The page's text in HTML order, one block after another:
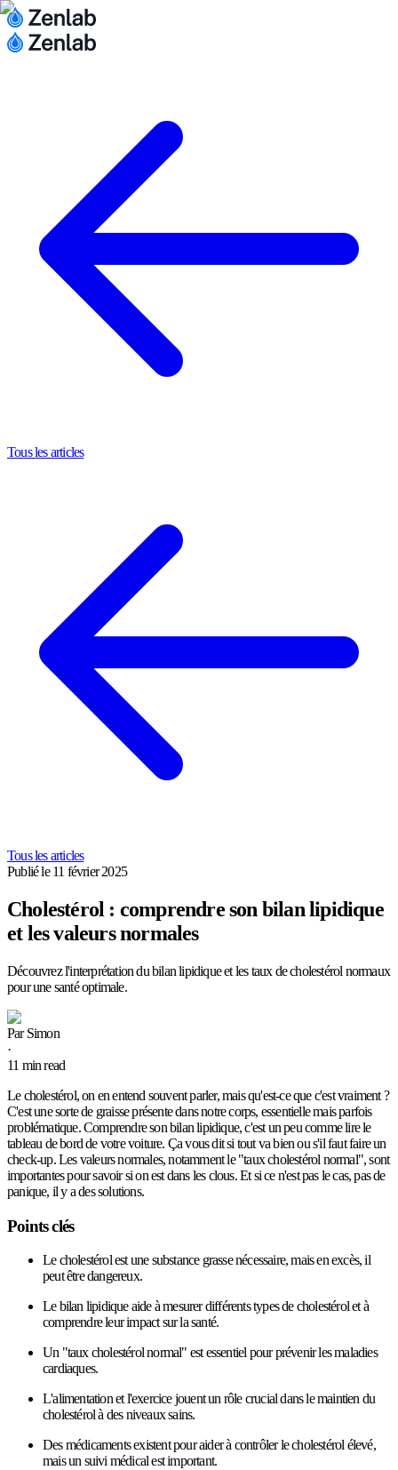
Tous les articles
Tous les articles
Publié le 11 février 2025
Cholestérol : comprendre son bilan lipidique
et les valeurs normales
Découvrez l'interprétation du bilan lipidique et les taux de cholestérol normaux
pour une santé optimale.
Par Simon
·
11 min read
Le cholestérol, on en entend souvent parler, mais qu'est-ce que c'est vraiment ?
C'est une sorte de graisse présente dans notre corps, essentielle mais parfois
problématique. Comprendre son bilan lipidique, c'est un peu comme lire le
tableau de bord de votre voiture. Ça vous dit si tout va bien ou s'il faut faire un
check-up. Les valeurs normales, notamment le "taux cholestérol normal", sont
importantes pour savoir si on est dans les clous. Et si ce n'est pas le cas, pas de
panique, il y a des solutions.
Points clés
Le cholestérol est une substance grasse nécessaire, mais en excès, il
peut être dangereux.
Le bilan lipidique aide à mesurer différents types de cholestérol et à
comprendre leur impact sur la santé.
Un "taux cholestérol normal" est essentiel pour prévenir les maladies
cardiaques.
L'alimentation et l'exercice jouent un rôle crucial dans le maintien du
cholestérol à des niveaux sains.
Des médicaments existent pour aider à contrôler le cholestérol élevé,
mais un suivi médical est important.